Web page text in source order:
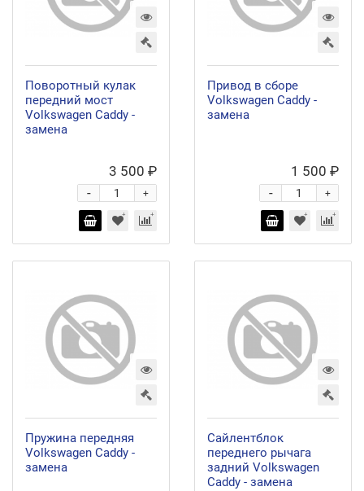
Поворотный кулак
передний мост
Volkswagen Caddy -
замена
3 500 ₽
+
-
Привод в сборе
Volkswagen Caddy -
замена
1 500 ₽
+
-
Пружина передняя
Volkswagen Caddy -
замена
Сайлентблок
переднего рычага
задний Volkswagen
Caddy - замена